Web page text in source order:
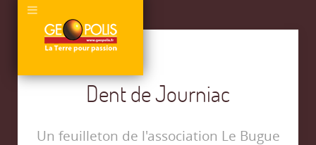
Dent de Journiac
Un feuilleton de l'association Le Bugue